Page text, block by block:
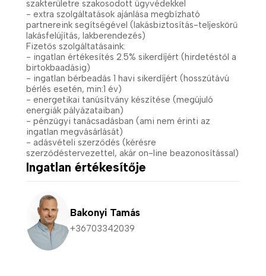
szakterületre szakosodott ügyvédekkel
- extra szolgáltatások ajánlása megbízható
partnereink segítségével (lakásbiztosítás-teljeskörű
lakásfelújítás, lakberendezés)
Fizetős szolgáltatásaink:
- ingatlan értékesítés 2.5% sikerdíjért (hirdetéstől a
birtokbaadásig)
- ingatlan bérbeadás 1 havi sikerdíjért (hosszútávú
bérlés esetén, min:1 év)
- energetikai tanúsítvány készítése (megújuló
energiák pályázataiban)
- pénzügyi tanácsadásban (ami nem érinti az
ingatlan megvásárlását)
- adásvételi szerződés (kérésre
szerződéstervezettel, akár on-line beazonosítással)
Ingatlan értékesítője
Bakonyi Tamás
+36703342039